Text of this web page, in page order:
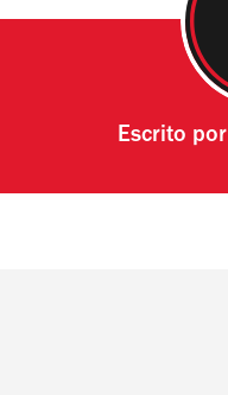
Escrito por